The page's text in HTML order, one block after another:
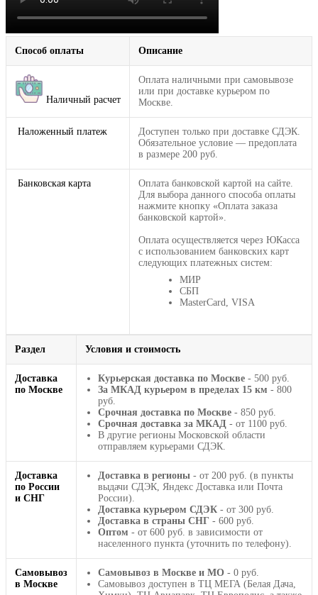
Способ оплаты Описание
Наличный расчет
Оплата наличными при самовывозе
или при доставке курьером по
Москве.
Наложенный платеж
Доступен только при доставке СДЭК.
Обязательное условие — предоплата
в размере 200 руб.
Банковская карта
Оплата банковской картой на сайте.
Для выбора данного способа оплаты
нажмите кнопку «Оплата заказа
банковской картой».
Оплата осуществляется через ЮКасса
с использованием банковских карт
следующих платежных систем:
МИР
СБП
MasterCard, VISA
Раздел Условия и стоимость
Доставка
по Москве
Курьерская доставка по Москве - 500 руб.
За МКАД курьером в пределах 15 км - 800
руб.
Срочная доставка по Москве - 850 руб.
Срочная доставка за МКАД - от 1100 руб.
В другие регионы Московской области
отправляем курьерами СДЭК.
Доставка
по России
и СНГ
Доставка в регионы - от 200 руб. (в пункты
выдачи СДЭК, Яндекс Доставка или Почта
России).
Доставка курьером СДЭК - от 300 руб.
Доставка в страны СНГ - 600 руб.
Оптом - от 600 руб. в зависимости от
населенного пункта (уточнить по телефону).
Самовывоз
в Москве
Самовывоз в Москве и МО - 0 руб.
Самовывоз доступен в ТЦ МЕГА (Белая Дача,